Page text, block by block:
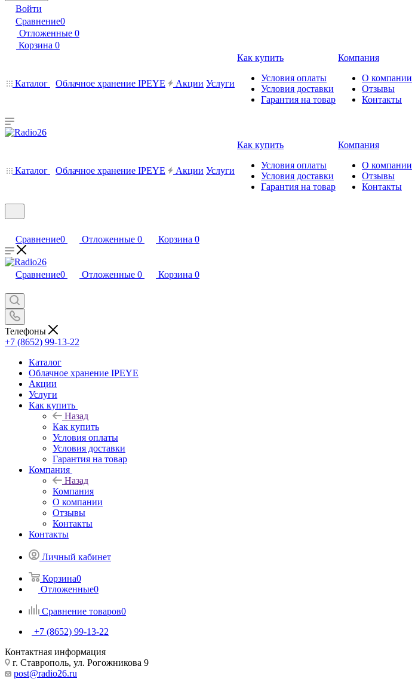
Войти
Сравнение0
Отложенные 0
Корзина 0
Каталог Облачное хранение IPEYE Акции Услуги
Как купить
Условия оплаты
Условия доставки
Гарантия на товар
Компания
О компании
Отзывы
Контакты
Каталог Облачное хранение IPEYE Акции Услуги
Как купить
Условия оплаты
Условия доставки
Гарантия на товар
Компания
О компании
Отзывы
Контакты
Сравнение0 Отложенные 0 Корзина 0
Сравнение0 Отложенные 0 Корзина 0
Телефоны
+7 (8652) 99-13-22
Каталог
Облачное хранение IPEYE
Акции
Услуги
Как купить
Назад
Как купить
Условия оплаты
Условия доставки
Гарантия на товар
Компания
Назад
Компания
О компании
Отзывы
Контакты
Контакты
Личный кабинет
Корзина0
Отложенные0
Сравнение товаров0
+7 (8652) 99-13-22
Контактная информация
г. Ставрополь, ул. Рогожникова 9
post@radio26.ru